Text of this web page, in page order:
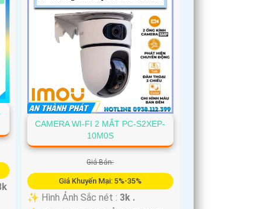
CAMERA WI-FI 2 MẮT PC-S2XEP-
10M0S
Giá Bán:
Giá Khuyến Mại: 5%-35%
✨ Hình Ảnh Sắc nét : 3k .